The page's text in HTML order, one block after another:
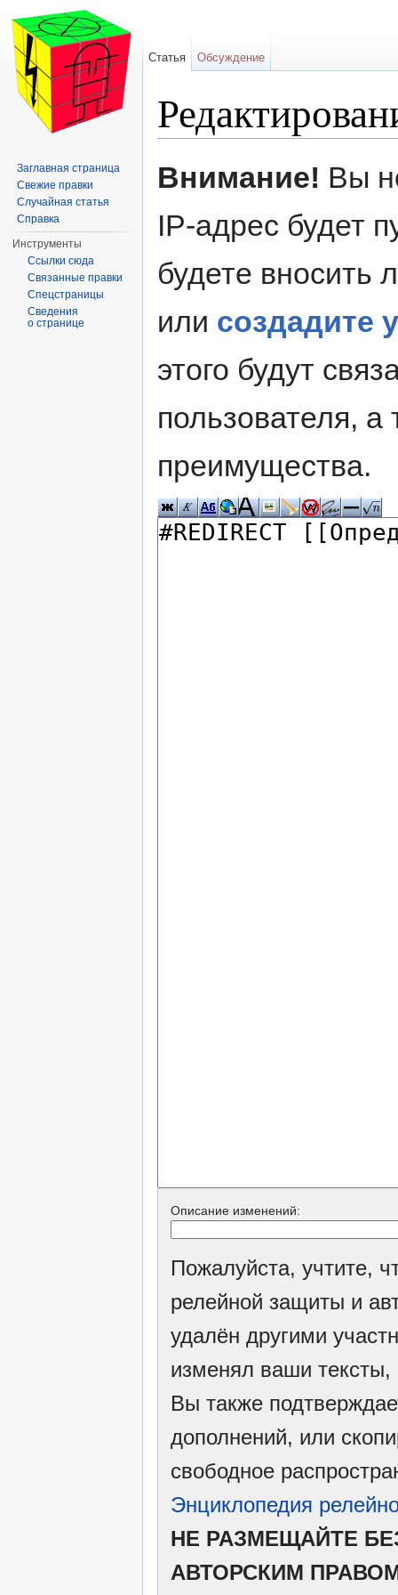
Внимание! Вы
IP-адрес будет
будете
или создадите
этого будут
пользователя, а
преимущества.
Описание изменений:
Пожалуйста, учтите,
релейной защиты и
удалён другими
изменял ваши
Вы также
дополнений, или
свободное
Энциклопедия
НЕ РАЗМЕЩАЙТЕ
АВТОРСКИМ
Статья Обсуждение
Заглавная страница
Свежие правки
Случайная статья
Справка
Инструменты
Ссылки сюда
Связанные правки
Спецстраницы
Сведения
о странице